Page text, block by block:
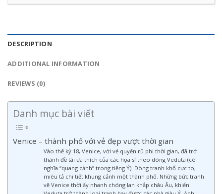
DESCRIPTION
ADDITIONAL INFORMATION
REVIEWS (0)
Danh mục bài viết
Venice – thành phố với vẻ đẹp vượt thời gian
Vào thế kỷ 18, Venice, với vẻ quyến rũ phi thời gian, đã trở
thành đề tài ưa thích của các họa sĩ theo dòng Veduta (có
nghĩa “quang cảnh” trong tiếng Ý). Dòng tranh khổ cực to,
miêu tả chi tiết khung cảnh một thành phố. Những bức tranh
vẽ Venice thời ấy nhanh chóng lan khắp châu Âu, khiến